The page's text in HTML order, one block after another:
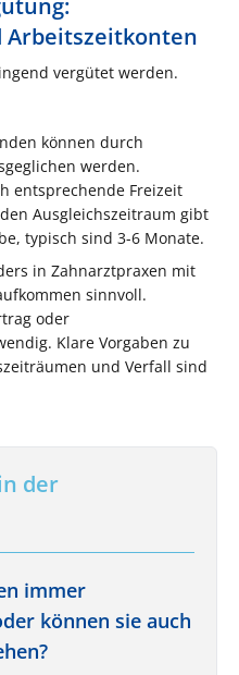
Arbeitszeitkonten
vergütet werden.
können durch
werden.
entsprechende Freizeit
Ausgleichszeitraum gibt
typisch sind 3-6 Monate.
in Zahnarztpraxen mit
sinnvoll.
oder
Klare Vorgaben zu
und Verfall sind
der
immer
können sie auch